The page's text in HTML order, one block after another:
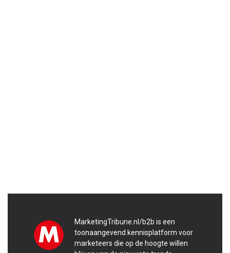
MarketingTribune.nl/b2b is een
toonaangevend kennisplatform voor
marketeers die op de hoogte willen